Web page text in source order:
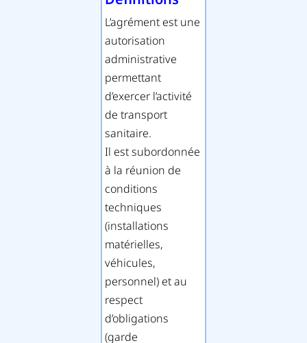
L’agrément est une
autorisation
administrative
permettant
d’exercer l’activité
de transport
sanitaire.
Il est subordonnée
à la réunion de
conditions
techniques
(installations
matérielles,
véhicules,
personnel) et au
respect
d’obligations
(garde